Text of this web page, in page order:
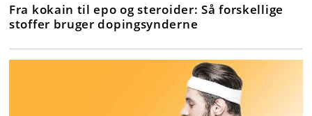
Fra kokain til epo og steroider: Så forskellige
stoffer bruger dopingsynderne